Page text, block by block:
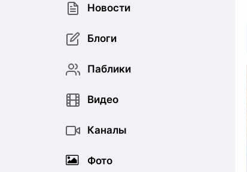
Новости
Блоги
Паблики
Видео
Каналы
Фото